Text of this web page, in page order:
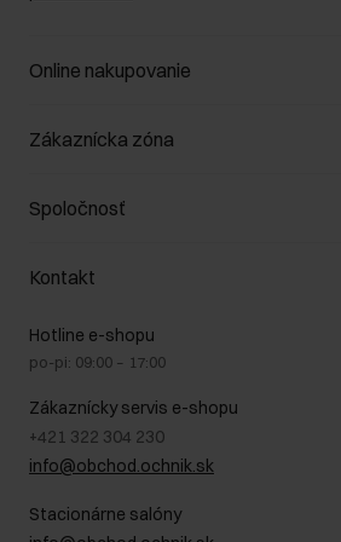
Online nakupovanie
Spravovať súbory cookie
Spôsob platby
Vrátenie
Zákaznícka zóna
Zákazníky klub
Pravidlá propagácie
Starostlivosť o kožu
Bezpečné nakupovanie
Blog
Najčastejšie kladené otázky (FAQ)
Spoločnosť
O nás
GDPR - Zásady ochrany osobných údajov
Právne informácie
Kontakt
Hotline e-shopu
po-pi: 09:00 – 17:00
Zákaznícky servis e-shopu
+421 322 304 230
info@obchod.ochnik.sk
Stacionárne salóny